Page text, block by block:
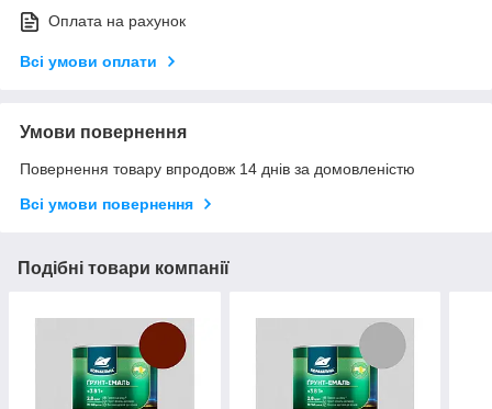
Оплата на рахунок
Всі умови оплати
Умови повернення
Повернення товару впродовж 14 днів за домовленістю
Всі умови повернення
Подібні товари компанії